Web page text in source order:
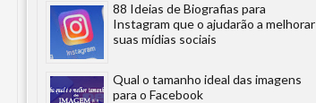
88 Ideias de Biografias para
Instagram que o ajudarão a melhorar
suas mídias sociais
Qual o tamanho ideal das imagens
para o Facebook